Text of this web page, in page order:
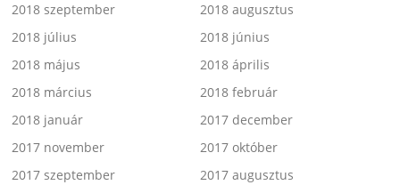
2018 szeptember
2018 augusztus
2018 július
2018 június
2018 május
2018 április
2018 március
2018 február
2018 január
2017 december
2017 november
2017 október
2017 szeptember
2017 augusztus